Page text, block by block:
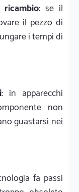
: se il
il pezzo di
i tempi di
: in apparecchi
non
guastarsi nei
fa passi